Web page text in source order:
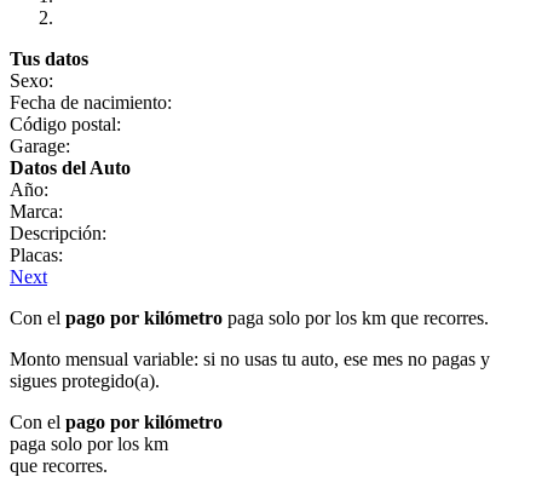
Tus datos
Sexo:
Fecha de nacimiento:
Código postal:
Garage:
Datos del Auto
Año:
Marca:
Descripción:
Placas:
Next
Con el pago por kilómetro paga solo por los km que recorres.
Monto mensual variable: si no usas tu auto, ese mes no pagas y
sigues protegido(a).
Con el pago por kilómetro
paga solo por los km
que recorres.